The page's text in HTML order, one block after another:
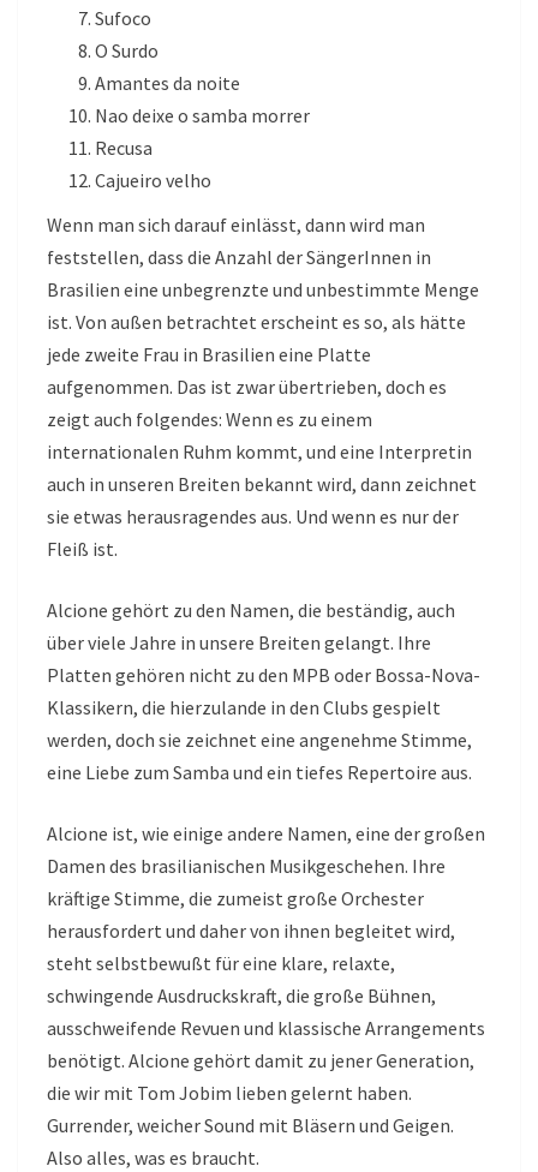
Sufoco
O Surdo
Amantes da noite
Nao deixe o samba morrer
Recusa
Cajueiro velho
Wenn man sich darauf einlässt, dann wird man
feststellen, dass die Anzahl der SängerInnen in
Brasilien eine unbegrenzte und unbestimmte Menge
ist. Von außen betrachtet erscheint es so, als hätte
jede zweite Frau in Brasilien eine Platte
aufgenommen. Das ist zwar übertrieben, doch es
zeigt auch folgendes: Wenn es zu einem
internationalen Ruhm kommt, und eine Interpretin
auch in unseren Breiten bekannt wird, dann zeichnet
sie etwas herausragendes aus. Und wenn es nur der
Fleiß ist.
Alcione gehört zu den Namen, die beständig, auch
über viele Jahre in unsere Breiten gelangt. Ihre
Platten gehören nicht zu den MPB oder Bossa-Nova-
Klassikern, die hierzulande in den Clubs gespielt
werden, doch sie zeichnet eine angenehme Stimme,
eine Liebe zum Samba und ein tiefes Repertoire aus.
Alcione ist, wie einige andere Namen, eine der großen
Damen des brasilianischen Musikgeschehen. Ihre
kräftige Stimme, die zumeist große Orchester
herausfordert und daher von ihnen begleitet wird,
steht selbstbewußt für eine klare, relaxte,
schwingende Ausdruckskraft, die große Bühnen,
ausschweifende Revuen und klassische Arrangements
benötigt. Alcione gehört damit zu jener Generation,
die wir mit Tom Jobim lieben gelernt haben.
Gurrender, weicher Sound mit Bläsern und Geigen.
Also alles, was es braucht.